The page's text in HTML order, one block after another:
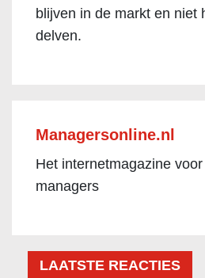
blijven in de markt en niet
delven.
Managersonline.nl
Het internetmagazine
managers
LAATSTE REACTIES